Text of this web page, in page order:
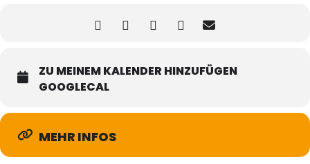
ZU MEINEM KALENDER HINZUFÜGEN
GOOGLECAL
MEHR INFOS